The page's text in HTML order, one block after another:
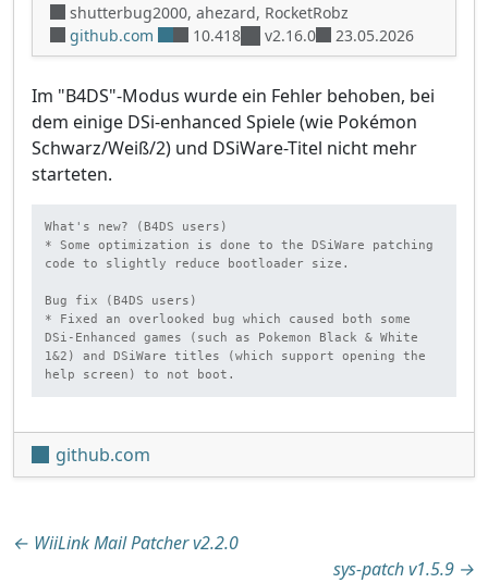
shutterbug2000, ahezard, RocketRobz
github.com
10.418 v2.16.0 23.05.2026
Im "B4DS"-Modus wurde ein Fehler behoben, bei
dem einige DSi-enhanced Spiele (wie Pokémon
Schwarz/Weiß/2) und DSiWare-Titel nicht mehr
starteten.
What's new? (B4DS users)
* Some optimization is done to the DSiWare patching
code to slightly reduce bootloader size.
Bug fix (B4DS users)
* Fixed an overlooked bug which caused both some
DSi-Enhanced games (such as Pokemon Black & White
1&2) and DSiWare titles (which support opening the
help screen) to not boot.
github.com
Beitragsnavigation
← WiiLink Mail Patcher v2.2.0
sys-patch v1.5.9 →